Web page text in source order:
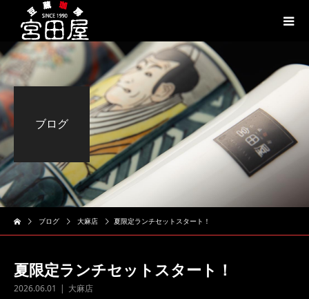
ブログ
ブログ 大麻店 夏限定ランチセットスタート！
夏限定ランチセットスタート！
2026.06.01 大麻店